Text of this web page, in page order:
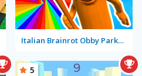
Italian Brainrot Obby Parkour
5